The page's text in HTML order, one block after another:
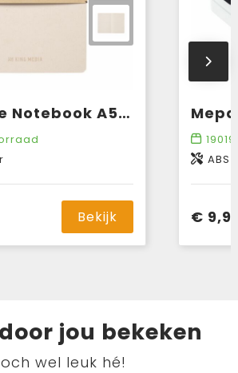
Sugarcane Notebook A5 notitieboek
Bekijk
19019
ABS
€
jou bekeken
wel leuk hé!